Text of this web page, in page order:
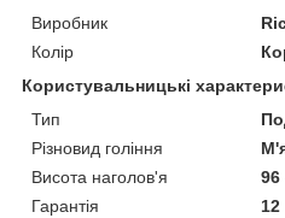
Виробник
Колір
Користувальницькі
Тип
Різновид гоління
Висота наголов'я
96
Гарантія
12